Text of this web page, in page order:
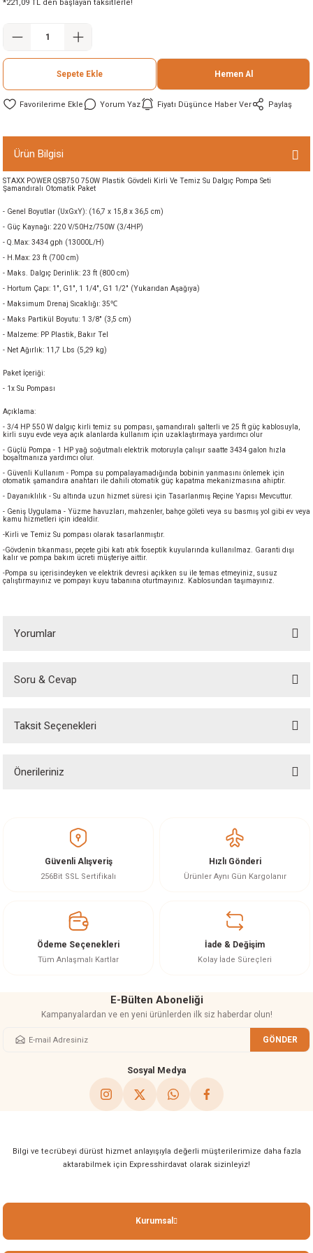
Üfleme Makinesi
*221,09 TL den başlayan taksitlerle!
Sepete Ekle Hemen Al
Yorum Yaz Fiyatı Düşünce Haber Ver Paylaş
Ürün Bilgisi
STAXX POWER QSB750 750W Plastik Gövdeli Kirli Ve Temiz Su Dalgıç Pompa Seti
Şamandıralı Otomatik Paket
- Genel Boyutlar (UxGxY): (16,7 x 15,8 x 36,5 cm)
- Güç Kaynağı: 220 V/50Hz/750W (3/4HP)
- Q.Max: 3434 gph (13000L/H)
- H.Max: 23 ft (700 cm)
- Maks. Dalgıç Derinlik: 23 ft (800 cm)
- Hortum Çapı: 1", G1", 1 1/4", G1 1/2" (Yukarıdan Aşağıya)
- Maksimum Drenaj Sıcaklığı: 35℃
- Maks Partikül Boyutu: 1 3/8" (3,5 cm)
- Malzeme: PP Plastik, Bakır Tel
- Net Ağırlık: 11,7 Lbs (5,29 kg)
Paket İçeriği:
- 1x Su Pompası
Açıklama:
- 3/4 HP 550 W dalgıç kirli temiz su pompası, şamandıralı şalterli ve 25 ft güç kablosuyla,
kirli suyu evde veya açık alanlarda kullanım için uzaklaştırmaya yardımcı olur
- Güçlü Pompa - 1 HP yağ soğutmalı elektrik motoruyla çalışır saatte 3434 galon hızla
boşaltmanıza yardımcı olur.
- Güvenli Kullanım - Pompa su pompalayamadığında bobinin yanmasını önlemek için
otomatik şamandıra anahtarı ile dahili otomatik güç kapatma mekanizmasına ahiptir.
- Dayanıklılık - Su altında uzun hizmet süresi için Tasarlanmış Reçine Yapısı Mevcuttur.
- Geniş Uygulama - Yüzme havuzları, mahzenler, bahçe göleti veya su basmış yol gibi ev veya
kamu hizmetleri için idealdir.
-Kirli ve Temiz Su pompası olarak tasarlanmıştır.
-Gövdenin tıkanması, peçete gibi katı atık foseptik kuyularında kullanılmaz. Garanti dışı
kalır ve pompa bakım ücreti müşteriye aittir.
-Pompa su içerisindeyken ve elektrik devresi açıkken su ile temas etmeyiniz, susuz
çalıştırmayınız ve pompayı kuyu tabanına oturtmayınız. Kablosundan taşımayınız.
Yorumlar
Soru & Cevap
Ürün hakkında henüz soru sorulmamış.
Taksit Seçenekleri
Önerileriniz
Görüş ve önerileriniz için teşekkür ederiz.
Ürün resmi kalitesiz, bozuk veya görüntülenemiyor.
Ürün bilgilerinde hatalar bulunuyor.
Bu ürüne benzer farklı alternatifler olmalı.
Güvenli Alışveriş
256Bit SSL Sertifikalı
Hızlı Gönderi
Ürünler Aynı Gün Kargolanır
Ödeme Seçenekleri
Tüm Anlaşmalı Kartlar
İade & Değişim
Kolay İade Süreçleri
E-Bülten Aboneliği
Kampanyalardan ve en yeni ürünlerden ilk siz haberdar olun!
GÖNDER
Sosyal Medya
Bilgi ve tecrübeyi dürüst hizmet anlayışıyla değerli müşterilerimize daha fazla
aktarabilmek için Expresshirdavat olarak sizinleyiz!
Kurumsal